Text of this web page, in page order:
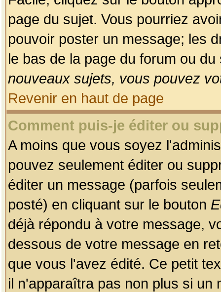
page du sujet. Vous pourriez
pouvoir poster un message; les
le bas de la page du forum ou
nouveaux sujets, vous pouvez
Revenir en haut de page
Comment puis-je éditer ou
A moins que vous soyez
pouvez seulement éditer ou
éditer un message (parfois
posté) en cliquant sur le bouton
déjà répondu à votre message,
dessous de votre message en
que vous l'avez édité. Ce petit
il n'apparaîtra pas non plus si un